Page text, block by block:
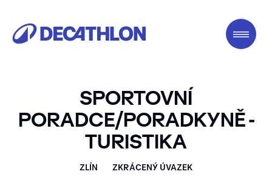
SPORTOVNÍ
PORADCE/PORADKYNĚ -
TURISTIKA
ZLÍN ZKRÁCENÝ ÚVAZEK